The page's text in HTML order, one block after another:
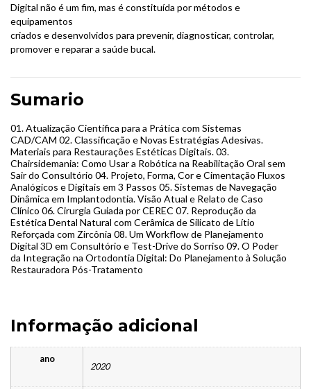
Digital não é um fim, mas é constituída por métodos e
equipamentos
criados e desenvolvidos para prevenir, diagnosticar, controlar,
promover e reparar a saúde bucal.
Sumario
01. Atualização Científica para a Prática com Sistemas
CAD/CAM 02. Classificação e Novas Estratégias Adesivas.
Materiais para Restaurações Estéticas Digitais. 03.
Chairsidemania: Como Usar a Robótica na Reabilitação Oral sem
Sair do Consultório 04. Projeto, Forma, Cor e Cimentação Fluxos
Analógicos e Digitais em 3 Passos 05. Sistemas de Navegação
Dinâmica em Implantodontia. Visão Atual e Relato de Caso
Clínico 06. Cirurgia Guiada por CEREC 07. Reprodução da
Estética Dental Natural com Cerâmica de Silicato de Lítio
Reforçada com Zircônia 08. Um Workflow de Planejamento
Digital 3D em Consultório e Test-Drive do Sorriso 09. O Poder
da Integração na Ortodontia Digital: Do Planejamento à Solução
Restauradora Pós-Tratamento
Informação adicional
ano
2020